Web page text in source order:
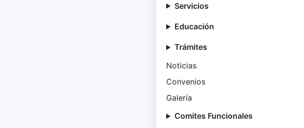
Servicios
Educación
Trámites
Noticias
Convenios
Galería
Comites Funcionales